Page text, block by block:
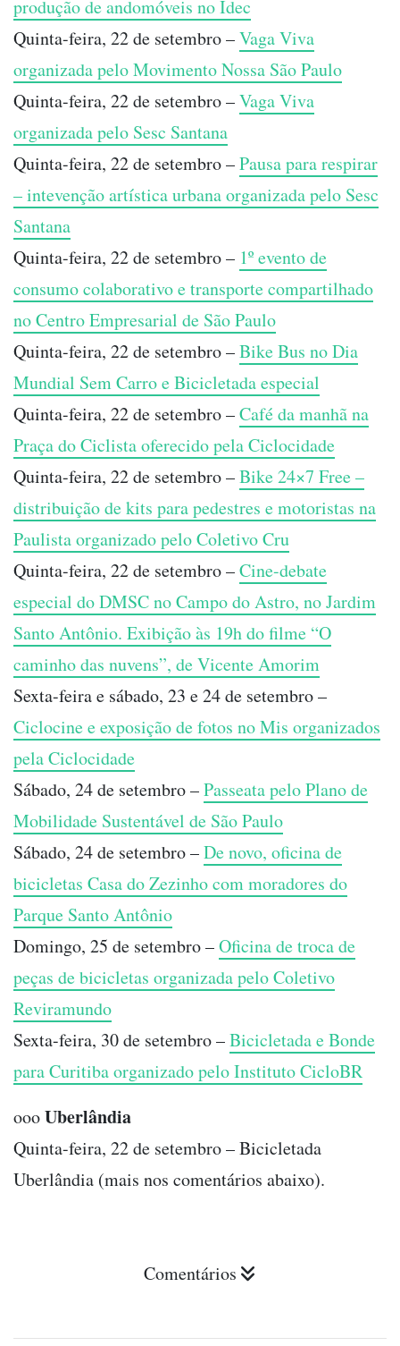
produção de andomóveis no Idec
Quinta-feira, 22 de setembro –Vaga Viva
organizada pelo Movimento Nossa São Paulo
Quinta-feira, 22 de setembro –Vaga Viva
organizada pelo Sesc Santana
Quinta-feira, 22 de setembro –Pausa para respirar
– intevenção artística urbana organizada pelo Sesc
Santana
Quinta-feira, 22 de setembro – 1º evento de
consumo colaborativo e transporte compartilhado
no Centro Empresarial de São Paulo
Quinta-feira, 22 de setembro –Bike Bus no Dia
Mundial Sem Carro e Bicicletada especial
Quinta-feira, 22 de setembro –Café da manhã na
Praça do Ciclista oferecido pela Ciclocidade
Quinta-feira, 22 de setembro –Bike 24×7 Free –
distribuição de kits para pedestres e motoristas na
Paulista organizado pelo Coletivo Cru
Quinta-feira, 22 de setembro –Cine-debate
especial do DMSC no Campo do Astro, no Jardim
Santo Antônio. Exibição às 19h do filme “O
caminho das nuvens”, de Vicente Amorim
Sexta-feira e sábado, 23 e 24 de setembro –
Ciclocine e exposição de fotos no Mis organizados
pela Ciclocidade
Sábado, 24 de setembro –Passeata pelo Plano de
Mobilidade Sustentável de São Paulo
Sábado, 24 de setembro –De novo, oficina de
bicicletas Casa do Zezinho com moradores do
Parque Santo Antônio
Domingo, 25 de setembro –Oficina de troca de
peças de bicicletas organizada pelo Coletivo
Reviramundo
Sexta-feira, 30 de setembro –Bicicletada e Bonde
para Curitiba organizado pelo Instituto CicloBR
oooUberlândia
Quinta-feira, 22 de setembro – Bicicletada
Uberlândia (mais nos comentários abaixo).
Comentários